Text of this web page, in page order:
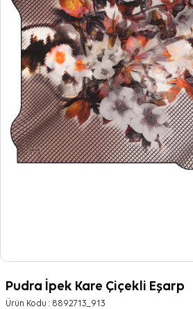
Pudra İpek Kare Çiçekli Eşarp
Ürün Kodu : 8892713_913